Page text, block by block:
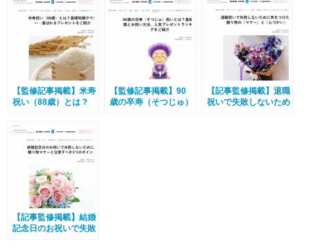
【監修記事掲載】米寿
祝い（88歳）とは？
ばれるプレゼントをご
紹介
【監修記事掲載】90
歳の卒寿（そつじゅ）
【記事監修掲載】退職
祝いで失敗しないため
【記事監修掲載】結婚
記念日のお祝いで失敗